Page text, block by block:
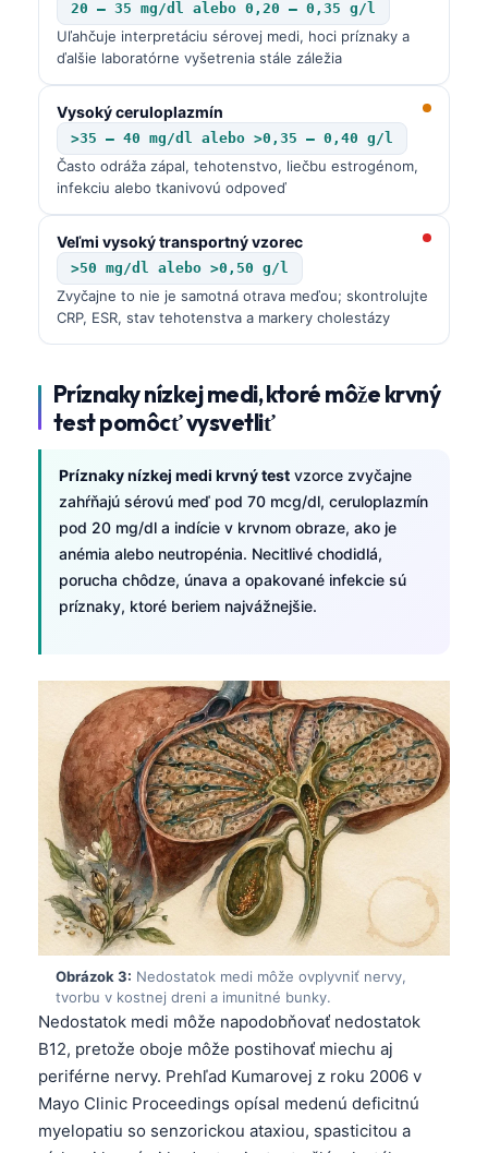
20 – 35 mg/dl alebo 0,20 – 0,35 g/l
Uľahčuje interpretáciu sérovej medi, hoci príznaky a
ďalšie laboratórne vyšetrenia stále záležia
Vysoký ceruloplazmín
>35 – 40 mg/dl alebo >0,35 – 0,40 g/l
Často odráža zápal, tehotenstvo, liečbu estrogénom,
infekciu alebo tkanivovú odpoveď
Veľmi vysoký transportný vzorec
>50 mg/dl alebo >0,50 g/l
Zvyčajne to nie je samotná otrava meďou; skontrolujte
CRP, ESR, stav tehotenstva a markery cholestázy
Príznaky nízkej medi, ktoré môže krvný
test pomôcť vysvetliť
Príznaky nízkej medi krvný test vzorce zvyčajne
zahŕňajú sérovú meď pod 70 mcg/dl, ceruloplazmín
pod 20 mg/dl a indície v krvnom obraze, ako je
anémia alebo neutropénia. Necitlivé chodidlá,
porucha chôdze, únava a opakované infekcie sú
príznaky, ktoré beriem najvážnejšie.
Obrázok 3: Nedostatok medi môže ovplyvniť nervy,
tvorbu v kostnej dreni a imunitné bunky.
Nedostatok medi môže napodobňovať nedostatok
B12, pretože oboje môže postihovať miechu aj
periférne nervy. Prehľad Kumarovej z roku 2006 v
Mayo Clinic Proceedings opísal medenú deficitnú
myelopatiu so senzorickou ataxiou, spasticitou a